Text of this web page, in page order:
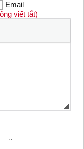
Email
viết tắt)
"